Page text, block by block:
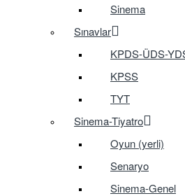
Sinema
Sınavlar
KPDS-ÜDS-
KPSS
TYT
Sinema-Tiyatro
Oyun (yerli)
Senaryo
Sinema-Genel